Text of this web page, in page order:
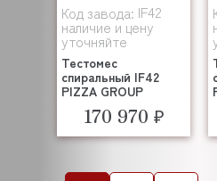
Код завода: IF42
наличие и цену
уточняйте
Тестомес
спиральный IF42
PIZZA GROUP
170 970 ₽